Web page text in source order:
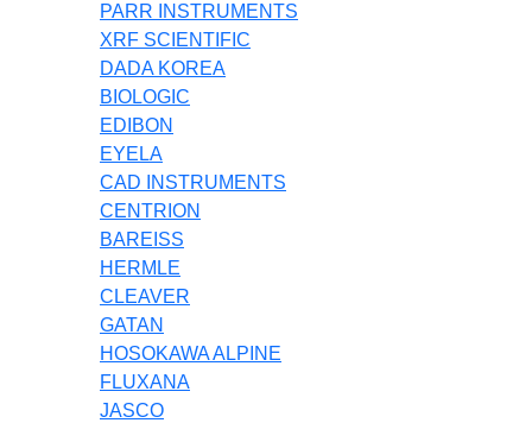
PARR INSTRUMENTS
XRF SCIENTIFIC
DADA KOREA
BIOLOGIC
EDIBON
EYELA
CAD INSTRUMENTS
CENTRION
BAREISS
HERMLE
CLEAVER
GATAN
HOSOKAWA ALPINE
FLUXANA
JASCO